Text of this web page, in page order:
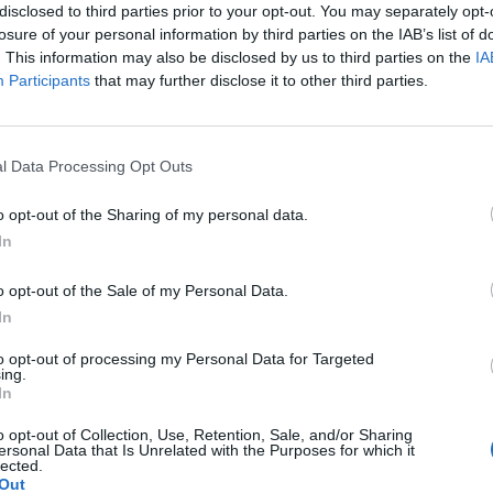
to third parties prior to your opt-out. You may separately
of your personal information by third parties on the IAB’s list of
This information may also be disclosed by us to third parties on the
Participants that may further disclose it to other third parties.
Data Processing Opt Outs
opt-out of the Sharing of my personal data.
opt-out of the Sale of my Personal Data.
opt-out of processing my Personal Data for Targeted
opt-out of Collection, Use, Retention, Sale, and/or Sharing
Data that Is Unrelated with the Purposes for which it
vita è sempre un'emozione”. Di ritorno
la Cipriani lo mostra orgogliosa
Alessia Mancini: “Guarda ce l'ho fatta” e
ti si può dire niente. Hai cucinato un
anche da Bianca Atzei e Amaurys Perez.
Rudy Giuliani a Come States?
americana